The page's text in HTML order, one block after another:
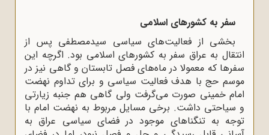
سفر به کشورهای اسلامی
بخشی از فعالیت‌های سیاسی سیدمصطفی پس از
انتقال به عراق سفر به کشورهای اسلامی بود. اگرچه این
سفرها که معمولا در ماه‌های فصل تابستان و گاهی نیز در
موسم حج با هدف فعالیت سیاسی و برای تداوم نهضت
امام خمینی صورت می‌گرفت ولی گاهی هم جنبه زیارتی
و سیاحتی داشت. برخی مسایل مربوط به نهضت امام با
توجه به تنگناهای موجود در فضای سیاسی عراق به